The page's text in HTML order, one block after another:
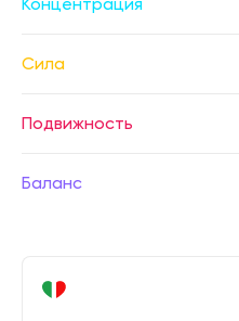
Сила
Подвижность
Баланс